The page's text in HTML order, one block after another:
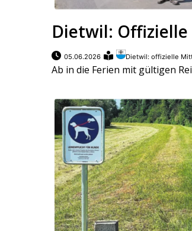
Dietwil:
05.06.2026 Dietwil: offizielle
Ab in die Ferien mit gültigen